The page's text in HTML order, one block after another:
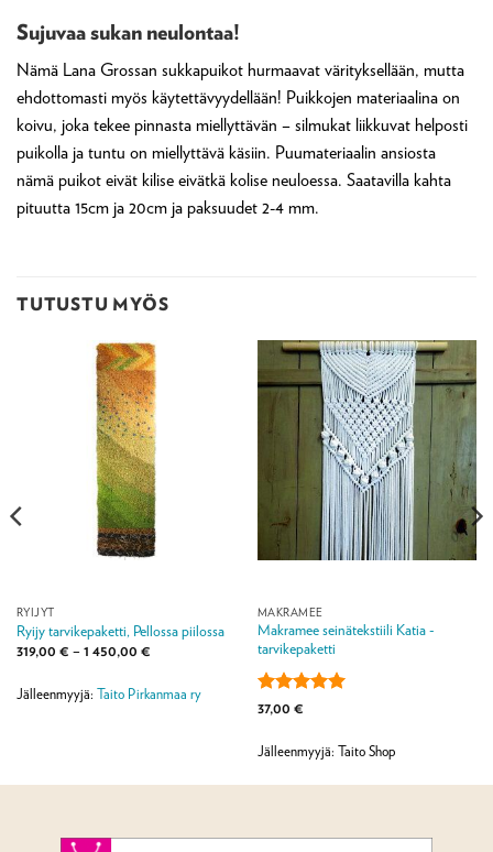
Sujuvaa sukan neulontaa!
Nämä Lana Grossan sukkapuikot hurmaavat värityksellään, mutta
ehdottomasti myös käytettävyydellään! Puikkojen materiaalina on
koivu, joka tekee pinnasta miellyttävän – silmukat liikkuvat helposti
puikolla ja tuntu on miellyttävä käsiin. Puumateriaalin ansiosta
nämä puikot eivät kilise eivätkä kolise neuloessa. Saatavilla kahta
pituutta 15cm ja 20cm ja paksuudet 2-4 mm.
TUTUSTU MYÖS
RYIJYT
Ryijy tarvikepaketti, Pellossa piilossa
319,00 € – 1 450,00 €Hintaluokka:
1
450,00 €
Jälleenmyyjä: Taito Pirkanmaa ry
MAKRAMEE
Makramee seinätekstiili Katia -
tarvikepaketti
Arvostelu
/ 5
37,00 €
Jälleenmyyjä: Taito Shop